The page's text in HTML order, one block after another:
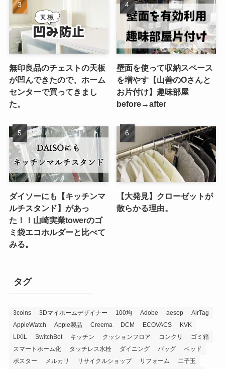
無印良品のチェストの天板
が凹んできたので、ホーム
センターで買ってきまし
た。
壁面を使って収納スペース
を増やす【山善のOさんと
お片付け】趣味部屋
before→after
ダイソーにも【キッチンマ
ルチスタンド】があっ
た！！山崎実業towerのゴ
ミ袋エコホルダーと比べて
みる。
【大発見】クローゼットが
散らかる理由。
タグ
3coins 3Dマイホームデザイナー 100均 Adobe aesop
AirTag
AppleWatch
Apple製品 Creema DCM ECOVACS
KVK
LIXIL
SwitchBot キッチン クッションフロア コンクリ
ゴミ箱
スマートホーム化
タッチレス水栓 ダイニング バッグ
ベッド
ポスター
メルカリ リサイクルショップ リフォーム
二子玉